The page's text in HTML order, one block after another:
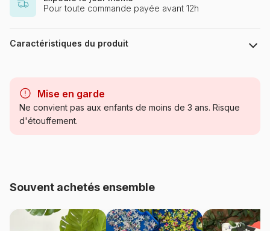
Pour toute commande payée avant 12h
Caractéristiques du produit
Catégorie Puzzles - Châteaux et Palaces
Référence Cubic-Fun-P809H
Mise en garde
Ne convient pas aux enfants de moins de 3 ans. Risque
d'étouffement.
Souvent achetés ensemble